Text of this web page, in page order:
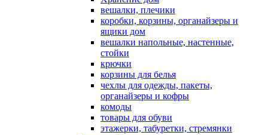
вешалки, плечики
коробки, корзины, органайзеры и
ящики дом
вешалки напольные, настенные,
стойки
крючки
корзины для белья
чехлы для одежды, пакеты,
органайзеры и кофры
комоды
товары для обуви
этажерки, табуретки, стремянки